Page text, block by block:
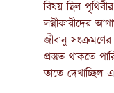
বিষয় ছিল
লগ্নীকারীদের
জীবানু
প্রস্তুত থাকতে
তাতে দেখাচ্ছিল